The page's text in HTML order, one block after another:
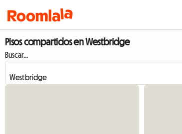
Pisos compartidos en Westbridge
Buscar...